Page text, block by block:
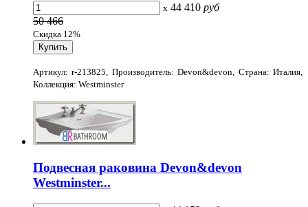
x 44 410 руб
50 466
Скидка 12%
Артикул: r-213825, Производитель: Devon&devon, Страна: Италия,
Коллекция: Westminster
Подвесная раковина Devon&devon
Westminster...